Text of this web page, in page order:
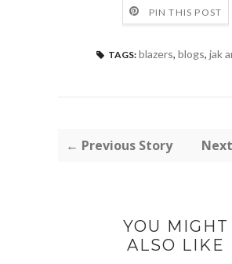
PIN THIS POST
TAGS: blazers, blogs, jak
← Previous Story
YOU MIGHT
ALSO LIKE